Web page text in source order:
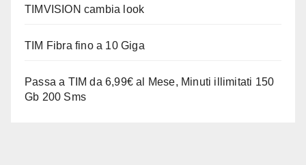
TIMVISION cambia look
TIM Fibra fino a 10 Giga
Passa a TIM da 6,99€ al Mese, Minuti illimitati 150
Gb 200 Sms